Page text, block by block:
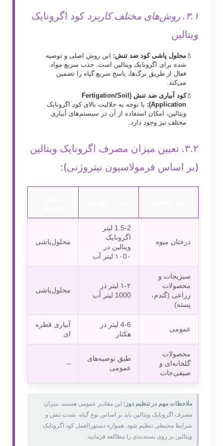
۳.۱. روش‌های مختلف کاربرد
کود اگرونایک
ویتالین
محلول پاشی کود ضد تنش: این روش اصلی و توصیه
شده برای اگرونایک ویتالین است. جذب سریع مواد
فعال از طریق برگ‌ها، پاسخ سریع گیاه را تضمین
می‌کند.
کود آبیاری ضد تنش (Fertigation/Soil
Application):
با توجه به حلالیت بالای کود اگرونایک
ویتالین، امکان استفاده از آن در سیستم‌های آبیاری
مختلف نیز وجود دارد.
۳.۲. تعیین میزان مصرف اگرونایک ویتالین
(بر اساس فرمولاسیون نیتروژنی):
درختان میوه
1.5-2‌ لیتر
اگرونایک
ویتالین در
۱۰0۰ لیتر آب
محلول‌پاشی
سبزیجات و
محصولات
زراعی (گندم،
پسته)
۱-۲ لیتر در
1000 لیتر آب
محلول‌پاشی
عمومی
4-6 لیتر در
هکتار
آبیاری قطره
ای
محصولات
گلخانه‌ای و
صیفی‌جات
طبق توصیه‌های
عمومی
–
ملاحظات مهم در تنظیم دوز: این مقادیر عمومی هستند. میزان
مصرف اگرونایک ویتالین باید بر اساس نوع گیاه، شدت تنش و
شرایط محیطی تنظیم شود. همواره دستورالعمل کود اگرونایک
ویتالین بر روی بسته‌بندی را مطالعه فرمایید.